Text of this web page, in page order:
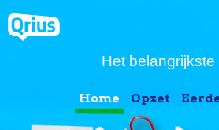
Het
Home Opzet